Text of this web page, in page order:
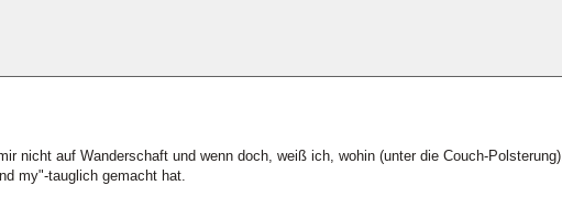
nicht auf Wanderschaft und wenn doch, weiß ich, wohin (unter die Couch-Polsterung).
my"-tauglich gemacht hat.